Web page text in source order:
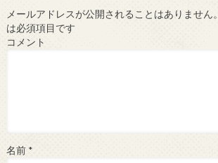
メールアドレスが公開されることはありません。
は必須項目です
コメント
名前 *